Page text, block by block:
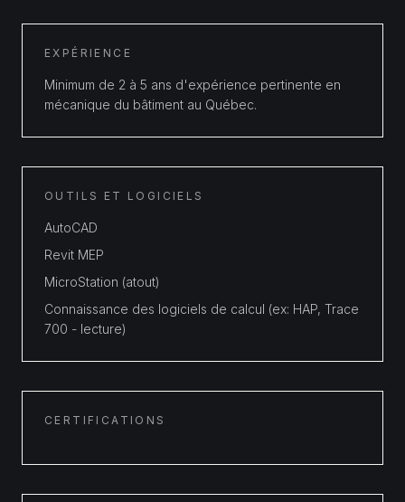
EXPÉRIENCE
Minimum de 2 à 5 ans d'expérience pertinente en
mécanique du bâtiment au Québec.
OUTILS ET LOGICIELS
AutoCAD
Revit MEP
MicroStation (atout)
Connaissance des logiciels de calcul (ex: HAP, Trace
700 - lecture)
CERTIFICATIONS